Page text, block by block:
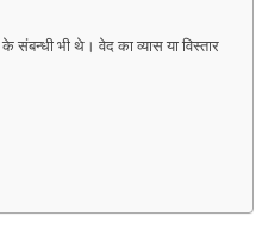
भी थे। वेद का व्यास या विस्तार